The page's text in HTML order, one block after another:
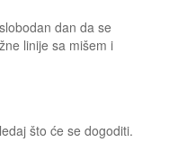
dan da se
linije sa mišem i
što će se dogoditi.